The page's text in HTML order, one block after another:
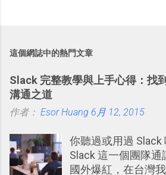
這個網誌中的熱門文章
Slack 完整教學與上手心得：找
溝通之道
作者： Esor Huang 6月 12, 2015
你聽過或用過 Slack
Slack 這一個團隊
國外爆紅，在台灣